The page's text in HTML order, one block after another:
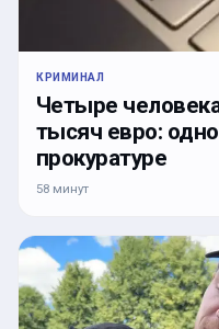
КРИМИНАЛ
Четыре
тысяч евро:
прокуратуре
58 минут